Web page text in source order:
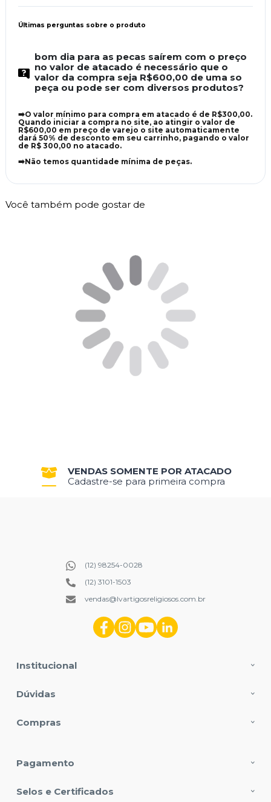
Últimas perguntas sobre o produto
bom dia para as pecas saírem com o preço
no valor de atacado é necessário que o
valor da compra seja R$600,00 de uma so
peça ou pode ser com diversos produtos?
➡️O valor mínimo para compra em atacado é de R$300,00.
Quando iniciar a compra no site, ao atingir o valor de
R$600,00 em preço de varejo o site automaticamente
dará 50% de desconto em seu carrinho, pagando o valor
de R$ 300,00 no atacado.
➡️Não temos quantidade mínima de peças.
Você também pode gostar de
VENDAS SOMENTE POR ATACADO
Cadastre-se para primeira compra
Institucional
Dúvidas
Compras
(12) 98254-0028
(12) 3101-1503
vendas@lvartigosreligiosos.com.br
Pagamento
Selos e Certificados